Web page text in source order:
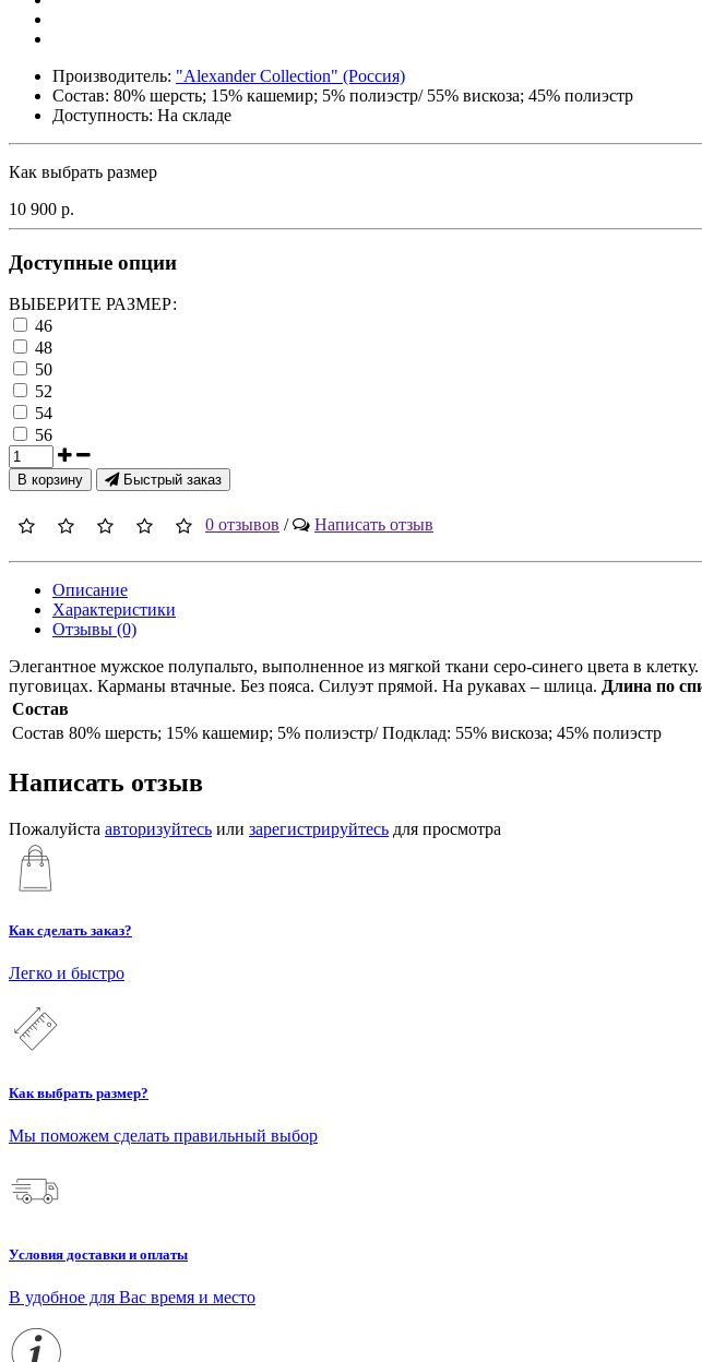
Производитель: "Alexander Collection" (Россия)
Состав: 80% шерсть; 15% кашемир; 5% полиэстр/ 55% вискоза; 45% полиэстр
Доступность: На складе
Как выбрать размер
10 900 р.
Доступные опции
ВЫБЕРИТЕ РАЗМЕР:
46
48
50
52
54
56
В корзину Быстрый заказ
0 отзывов / Написать отзыв
Описание
Характеристики
Отзывы (0)
Элегантное мужское полупальто, выполненное из мягкой ткани серо-синего цвета в
пуговицах. Карманы втачные. Без пояса. Силуэт прямой. На рукавах – шлица. Длина по
Состав
Состав 80% шерсть; 15% кашемир; 5% полиэстр/ Подклад: 55% вискоза; 45% полиэстр
Написать отзыв
Пожалуйста авторизуйтесь или зарегистрируйтесь для просмотра
Как сделать заказ?
Легко и быстро
Как выбрать размер?
Мы поможем сделать правильный выбор
Условия доставки и оплаты
В удобное для Вас время и место